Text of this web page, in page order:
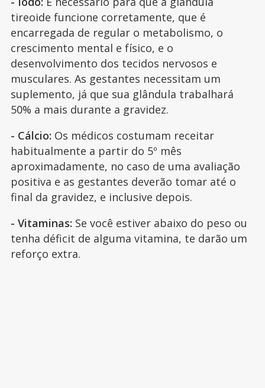
tireoide funcione corretamente, que é
encarregada de regular o metabolismo, o
crescimento mental e físico, e o
desenvolvimento dos tecidos nervosos e
musculares. As gestantes necessitam um
suplemento, já que sua glândula trabalhará
50% a mais durante a gravidez.
- Cálcio: Os médicos costumam receitar
habitualmente a partir do 5º mês
aproximadamente, no caso de uma avaliação
positiva e as gestantes deverão tomar até o
final da gravidez, e inclusive depois.
- Vitaminas: Se você estiver abaixo do peso ou
tenha déficit de alguma vitamina, te darão um
reforço extra.